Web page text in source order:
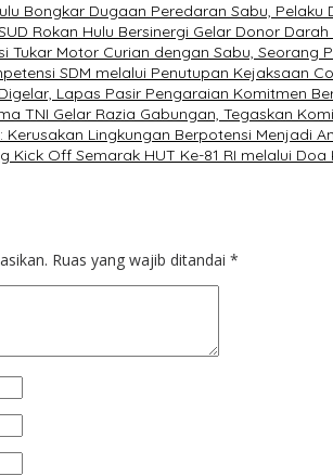
Bongkar Dugaan Peredaran Sabu,
Rokan Hulu Bersinergi Gelar Donor
Tukar Motor Curian dengan Sabu, Seorang
SDM melalui Penutupan Kejaksaan
Lapas Pasir Pengaraian Komitmen
TNI Gelar Razia Gabungan, Tegaskan
Kerusakan Lingkungan Berpotensi Menjadi
Kick Off Semarak HUT Ke-81 RI melalui
Ruas yang wajib ditandai *